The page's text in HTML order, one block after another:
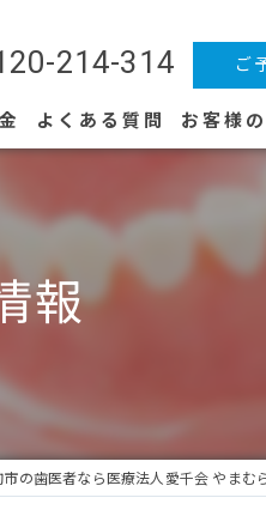
214-314 ご
よくある質問 お客様
報
市の歯医者なら医療法人愛千会 やまむ